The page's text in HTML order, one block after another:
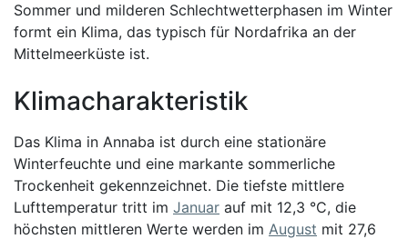
Sommer und milderen Schlechtwetterphasen im Winter
formt ein Klima, das typisch für Nordafrika an der
Mittelmeerküste ist.
Klimacharakteristik
Das Klima in Annaba ist durch eine stationäre
Winterfeuchte und eine markante sommerliche
Trockenheit gekennzeichnet. Die tiefste mittlere
Lufttemperatur tritt im Januar auf mit 12,3 °C, die
höchsten mittleren Werte werden im August mit 27,6